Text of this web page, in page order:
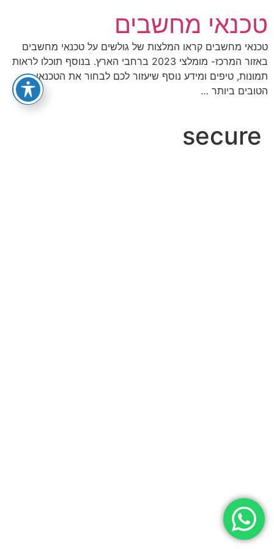
לתוכן
טכנאי מחשבים
טכנאי מחשבים קראו המלצות של גולשים על טכנאי מחשבים
באזור המרכז- מומלצי 2023 ברחבי הארץ. בנוסף תוכלו לראות
תמונות, טיפים ומידע נוסף שיעזור לכם לבחור את הטכנאי
הטובים ביותר …
secure